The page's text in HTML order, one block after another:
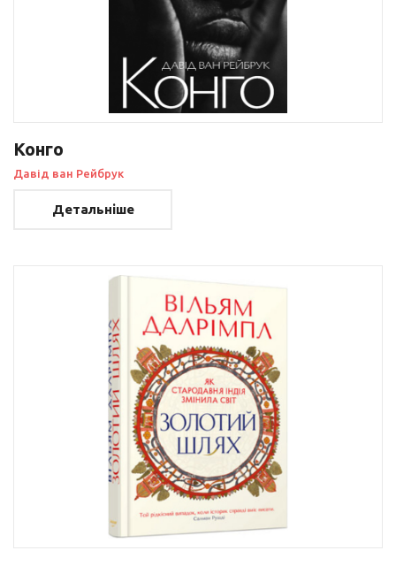
Конго
Давід ван Рейбрук
Детальніше